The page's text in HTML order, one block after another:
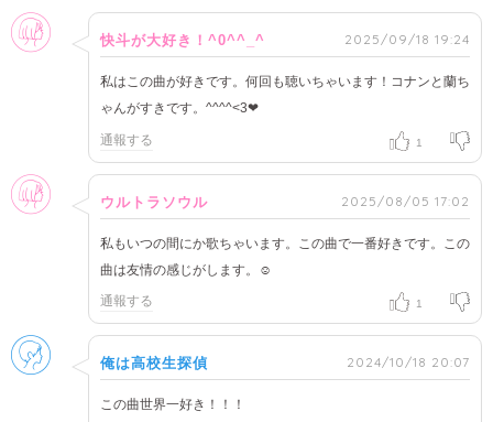
女性
快斗が大好き！^0^^_^ 2025/09/18 19:24
私はこの曲が好きです。何回も聴いちゃいます！コナンと蘭ち
ゃんがすきです。^^^^<3❤
通報する 1
女性
ウルトラソウル 2025/08/05 17:02
私もいつの間にか歌ちゃいます。この曲で一番好きです。この
曲は友情の感じがします。☺
通報する 1
男性
俺は高校生探偵 2024/10/18 20:07
この曲世界一好き！！！